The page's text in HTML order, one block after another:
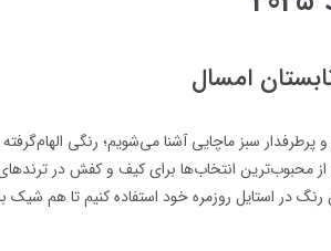
امسال
سبز ماچایی آشنا می‌شویم؛ رنگی
رنگ در استایل روزمره خود استفاده کنیم تا هم شیک